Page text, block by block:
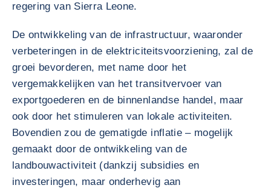
regering van Sierra Leone.
De ontwikkeling van de infrastructuur, waaronder
verbeteringen in de elektriciteitsvoorziening, zal de
groei bevorderen, met name door het
vergemakkelijken van het transitvervoer van
exportgoederen en de binnenlandse handel, maar
ook door het stimuleren van lokale activiteiten.
Bovendien zou de gematigde inflatie – mogelijk
gemaakt door de ontwikkeling van de
landbouwactiviteit (dankzij subsidies en
investeringen, maar onderhevig aan